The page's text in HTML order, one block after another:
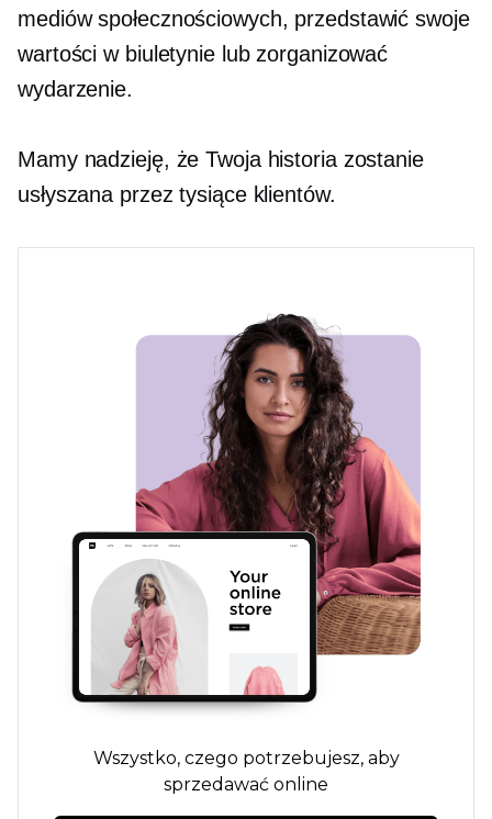
mediów społecznościowych, przedstawić swoje
wartości w biuletynie lub zorganizować
wydarzenie.
Mamy nadzieję, że Twoja historia zostanie
usłyszana przez tysiące klientów.
Wszystko, czego potrzebujesz, aby
sprzedawać online